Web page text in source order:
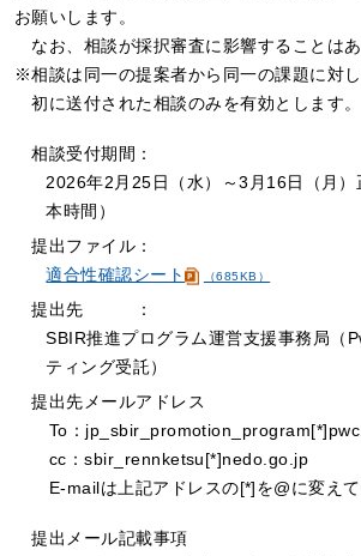
お願いします。
なお、相談が採択審査に影響することはあ
相談は同一の提案者から同一の課題に対
初に送付された相談のみを有効とします。
相談受付期間：
2026年2月25日（水）～3月16日（月）
本時間）
提出ファイル：
適合性確認シート
（685KB）
提出先
：
SBIR推進プログラム運営支援事務局（
ティング受託）
提出先メールアドレス
To：
cc：sbir_rennketsu[*]nedo.go.jp
E-mailは上記アドレスの[*]を@に変えて
提出メール記載事項